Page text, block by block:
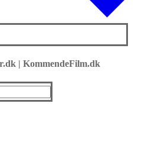
| KommendeFilm.dk